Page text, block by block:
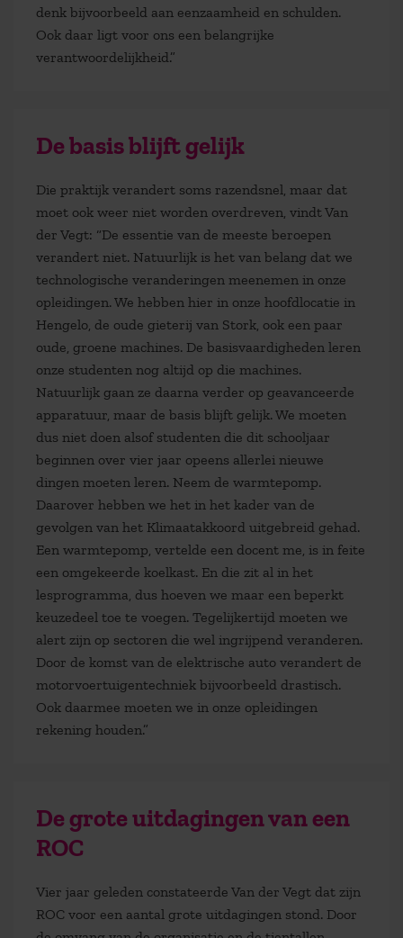
denk bijvoorbeeld aan eenzaamheid en schulden.
Ook daar ligt voor ons een belangrijke
verantwoordelijkheid.”
De basis blijft gelijk
Die praktijk verandert soms razendsnel, maar dat
moet ook weer niet worden overdreven, vindt Van
der Vegt: “De essentie van de meeste beroepen
verandert niet. Natuurlijk is het van belang dat we
technologische veranderingen meenemen in onze
opleidingen. We hebben hier in onze hoofdlocatie in
Hengelo, de oude gieterij van Stork, ook een paar
oude, groene machines. De basisvaardigheden leren
onze studenten nog altijd op die machines.
Natuurlijk gaan ze daarna verder op geavanceerde
apparatuur, maar de basis blijft gelijk. We moeten
dus niet doen alsof studenten die dit schooljaar
beginnen over vier jaar opeens allerlei nieuwe
dingen moeten leren. Neem de warmtepomp.
Daarover hebben we het in het kader van de
gevolgen van het Klimaatakkoord uitgebreid gehad.
Een warmtepomp, vertelde een docent me, is in feite
een omgekeerde koelkast. En die zit al in het
lesprogramma, dus hoeven we maar een beperkt
keuzedeel toe te voegen. Tegelijkertijd moeten we
alert zijn op sectoren die wel ingrijpend veranderen.
Door de komst van de elektrische auto verandert de
motorvoertuigentechniek bijvoorbeeld drastisch.
Ook daarmee moeten we in onze opleidingen
rekening houden.”
De grote uitdagingen van een
ROC
Vier jaar geleden constateerde Van der Vegt dat zijn
ROC voor een aantal grote uitdagingen stond. Door